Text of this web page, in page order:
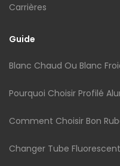
Carrières
Guide
Blanc Chaud Ou Blanc
Pourquoi Choisir Profilé
Comment Choisir Bon
Changer Tube Fluorescent